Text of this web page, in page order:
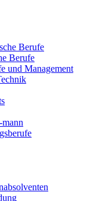
Berufe
Berufe
und Management